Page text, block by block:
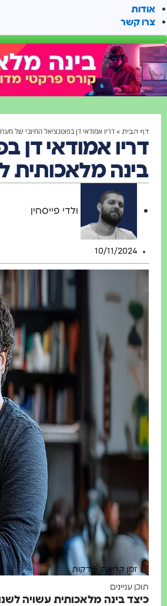
אודות
צרו קשר
דף הבית »דריו אמודאי דן בפוטנציאל החיובי של
דריו אמודאי דן
בינה מלאכותית
ולדי פייסחין
10/11/2024
זמן קריאה: 5 דקות
תוכן עניינים
כיצד בינה מלאכותית עשויה